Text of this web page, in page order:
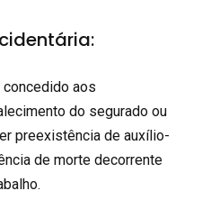
aos
do segurado ou
preexistência de auxílio-
de morte decorrente